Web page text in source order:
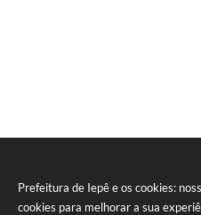
Prefeitura de Iepê e os cookies:
cookies para melhorar a sua